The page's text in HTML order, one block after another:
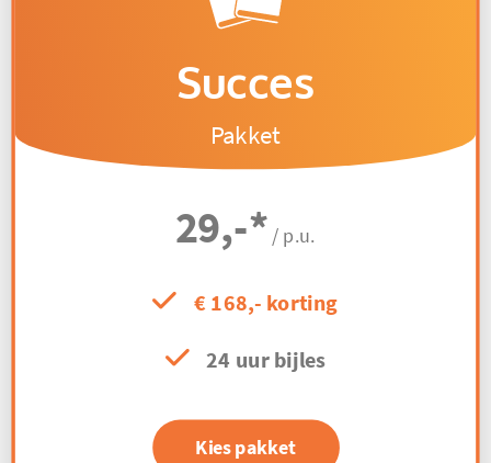
Succes
Pakket
29,-* / p.u.
€ 168,- korting
24 uur bijles
Kies pakket